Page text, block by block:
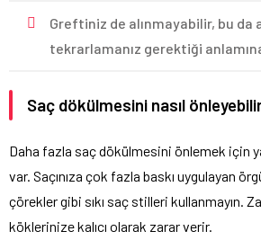
Greftiniz de alınmayabilir, bu da
tekrarlamanız gerektiği
Saç dökülmesini nasıl
Daha fazla saç dökülmesini önlemek için
var. Saçınıza çok fazla baskı uygulayan
çörekler gibi sıkı saç stilleri kullanmayın.
köklerinize kalıcı olarak zarar verir.